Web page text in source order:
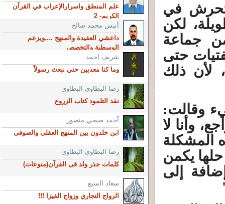
في
لكن
جماعة
حتى
لأن ذلك
وقالت:
وأنا لا
المشكلة
حلها يكمن
إلى
علم المنطق واسرارالإعراب في القرآن
الكريم- 2‏
أنيس محمد صالح
داعشي العقيدة والمنهج ....ويزعم
الوسطية والتخصص
شريف احمد
وما كنا معذبين حتي نبعث رسولاً
رضا البطاوى البطاوى
نقد التلمود كتاب الزروع
آحمد صبحي منصور
ابن خلدون بين المنهج العقلى والصوفى
رضا البطاوى البطاوى
كلمات جذر ولد فى القرآن(منوعات)
سعاد السبع
الزواج التجاري وزواج الفيزا !!!